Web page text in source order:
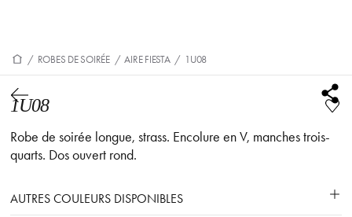
/ ROBES DE SOIRÉE / AIRE FIESTA / 1U08
1U08
Robe de soirée longue, strass. Encolure en V, manches trois-
quarts. Dos ouvert rond.
AUTRES COULEURS DISPONIBLES